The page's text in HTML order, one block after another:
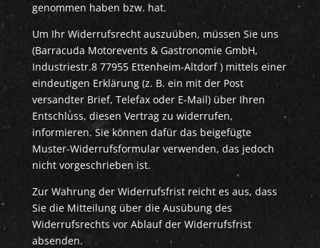
genommen haben bzw. hat.
Um Ihr Widerrufsrecht auszuüben, müssen Sie uns
(Barracuda Motorevents & Gastronomie GmbH,
Industriestr.8 77955 Ettenheim-Altdorf ) mittels einer
eindeutigen Erklärung (z. B. ein mit der Post
versandter Brief, Telefax oder E-Mail) über Ihren
Entschluss, diesen Vertrag zu widerrufen,
informieren. Sie können dafür das beigefügte
Muster-Widerrufsformular verwenden, das jedoch
nicht vorgeschrieben ist.
Zur Wahrung der Widerrufsfrist reicht es aus, dass
Sie die Mitteilung über die Ausübung des
Widerrufsrechts vor Ablauf der Widerrufsfrist
absenden.